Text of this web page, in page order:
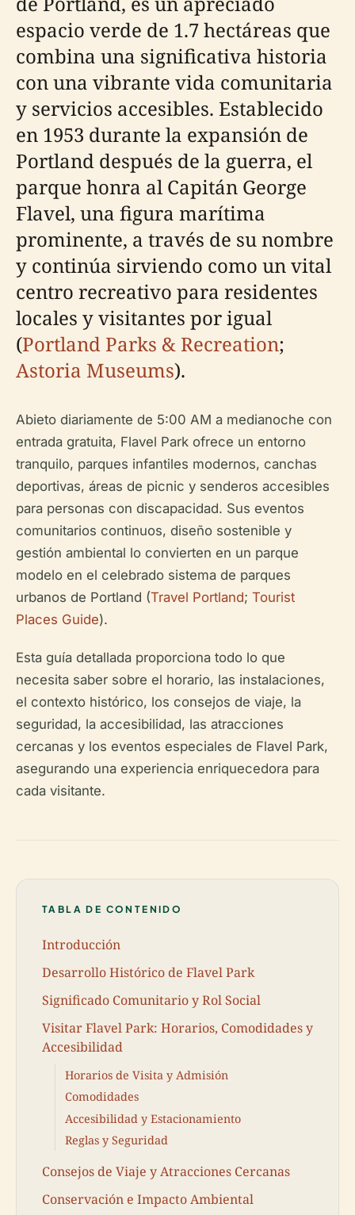
espacio verde de 1.7 hectáreas que
combina una significativa historia
con una vibrante vida comunitaria
y servicios accesibles. Establecido
en 1953 durante la expansión de
Portland después de la guerra, el
parque honra al Capitán George
Flavel, una figura marítima
prominente, a través de su nombre
y continúa sirviendo como un vital
centro recreativo para residentes
locales y visitantes por igual
(Portland Parks & Recreation;
Astoria Museums).
Abieto diariamente de 5:00 AM a medianoche con
entrada gratuita, Flavel Park ofrece un entorno
tranquilo, parques infantiles modernos, canchas
deportivas, áreas de picnic y senderos accesibles
para personas con discapacidad. Sus eventos
comunitarios continuos, diseño sostenible y
gestión ambiental lo convierten en un parque
modelo en el celebrado sistema de parques
urbanos de Portland (Travel Portland; Tourist
Places Guide).
Esta guía detallada proporciona todo lo que
necesita saber sobre el horario, las instalaciones,
el contexto histórico, los consejos de viaje, la
seguridad, la accesibilidad, las atracciones
cercanas y los eventos especiales de Flavel Park,
asegurando una experiencia enriquecedora para
cada visitante.
TABLA DE CONTENIDO
Introducción
Desarrollo Histórico de Flavel Park
Significado Comunitario y Rol Social
Visitar Flavel Park: Horarios, Comodidades y
Accesibilidad
Horarios de Visita y Admisión
Comodidades
Accesibilidad y Estacionamiento
Reglas y Seguridad
Consejos de Viaje y Atracciones Cercanas
Conservación e Impacto Ambiental